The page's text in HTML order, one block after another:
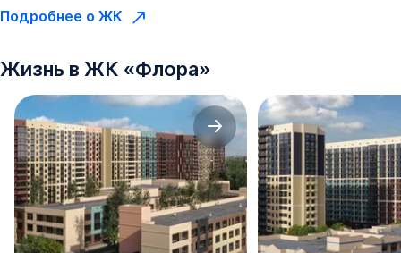
Подробнее о ЖК
Жизнь в ЖК «Флора»